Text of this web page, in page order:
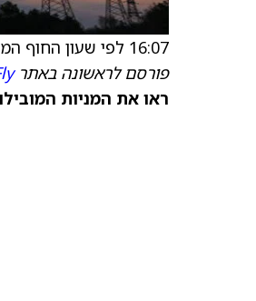
16:07 לפי שעון החוף המזרחי Halliburton (
פורסם לראשונה באתר
ראו את המניות